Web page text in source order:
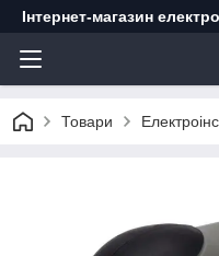
Інтернет-магазин
Товари